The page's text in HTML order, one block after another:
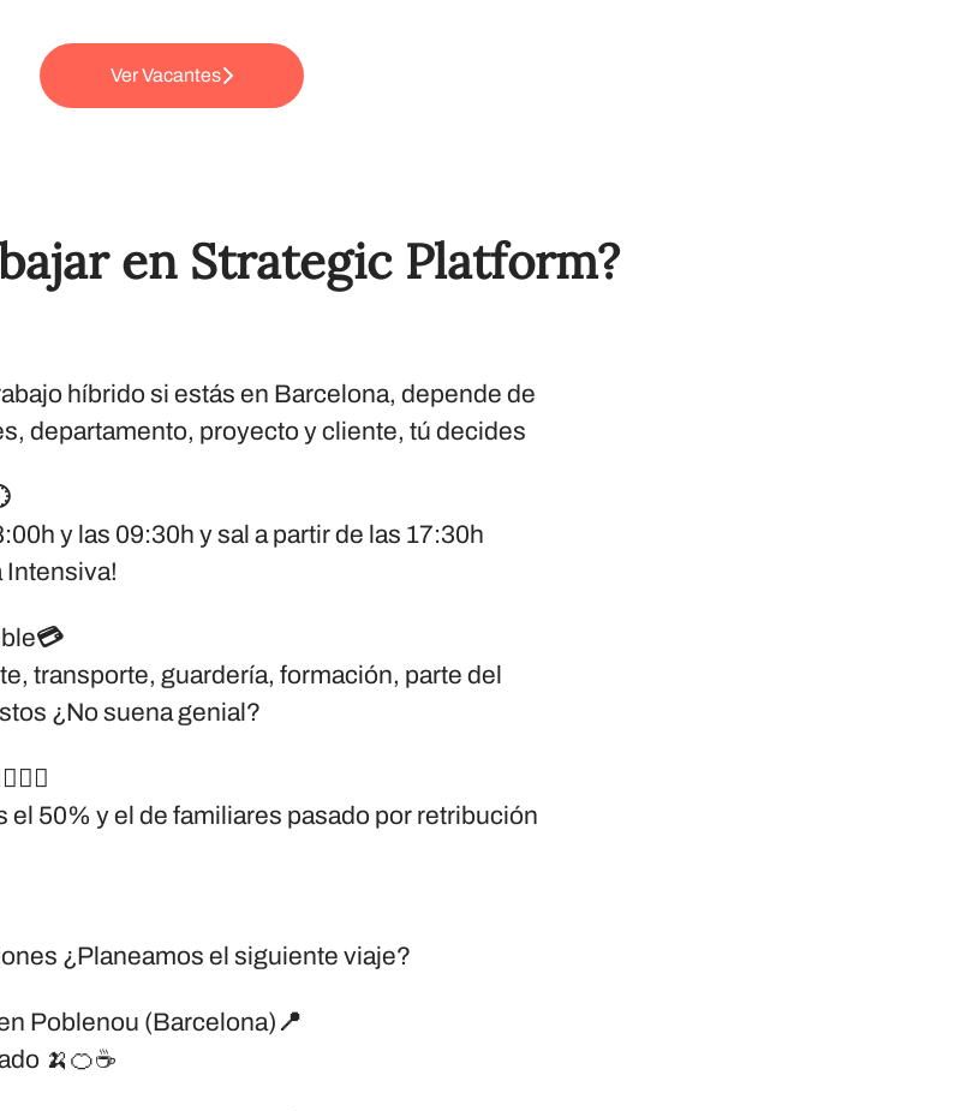
Ver Vacantes
en Strategic Platform?
híbrido si estás en Barcelona, depende de
departamento, proyecto y cliente, tú decides
y las 09:30h y sal a partir de las 17:30h
Intensiva!
transporte, guardería, formación, parte del
¿No suena genial?
el 50% y el de familiares pasado por retribución
¿Planeamos el siguiente viaje?
Poblenou (Barcelona)📍
🍌🍊☕